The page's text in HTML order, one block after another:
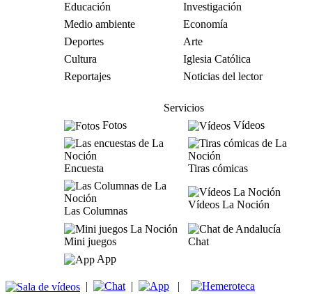
Educación
Investigación
Medio ambiente
Economía
Deportes
Arte
Cultura
Iglesia Católica
Reportajes
Noticias del lector
Servicios
Fotos
Vídeos
Encuesta Tiras cómicas
Las Columnas
Vídeos La Noción
Mini juegos
Chat
App
| | |